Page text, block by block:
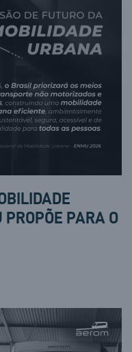
PARA O